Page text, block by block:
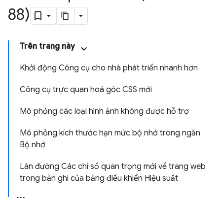
88)
Trên trang này
Khởi động Công cụ cho nhà phát triển nhanh hơn
Công cụ trực quan hoá góc CSS mới
Mô phỏng các loại hình ảnh không được hỗ trợ
Mô phỏng kích thước hạn mức bộ nhớ trong ngăn
Bộ nhớ
Làn đường Các chỉ số quan trọng mới về trang web
trong bản ghi của bảng điều khiển Hiệu suất